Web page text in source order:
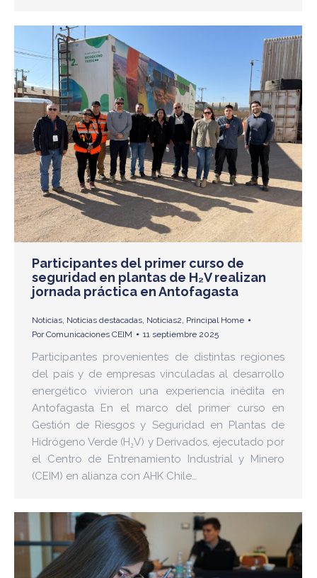
Participantes del primer curso de
seguridad en plantas de H₂V realizan
jornada práctica en Antofagasta
Noticias Noticias destacadas Noticias2 Principal Home
PorComunicaciones CEIM 11 septiembre 2025
Participantes provenientes de distintas regiones
del país y de empresas vinculadas al desarrollo
energético vivieron una experiencia inédita en
Antofagasta En el marco del primer curso en
Gestión de Riesgos y Seguridad en Plantas de
Hidrógeno Verde (H₂V) y Derivados, ejecutado por
el Centro de Entrenamiento Industrial y Minero
(CEIM) en alianza con AHK Chile…